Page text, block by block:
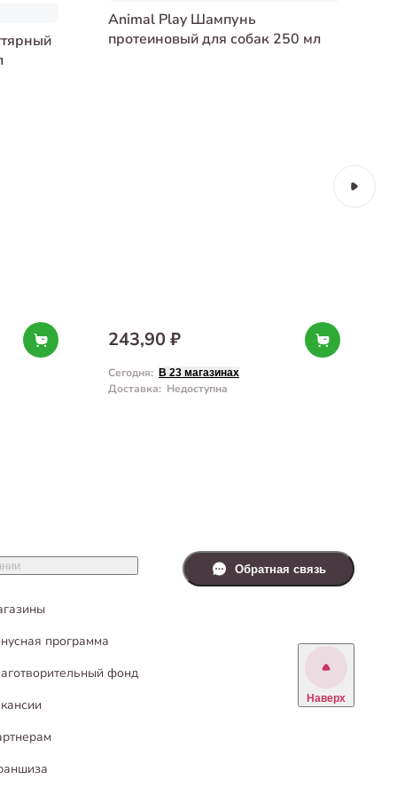
Animal Play Шампунь
протеиновый для собак 250 мл
243,90 ₽
Сегодня: В 23 магазинах
Доставка: Недоступна
программа
фонд
Обратная связь
Наверх